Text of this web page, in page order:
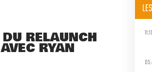
RELAUNCH
RYAN
05